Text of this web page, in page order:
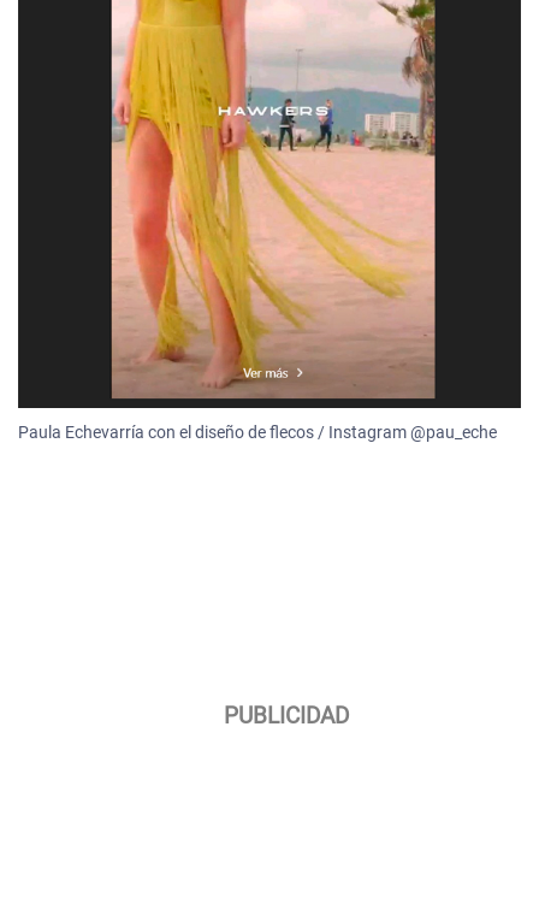
Paula Echevarría con el diseño de flecos / Instagram @pau_eche